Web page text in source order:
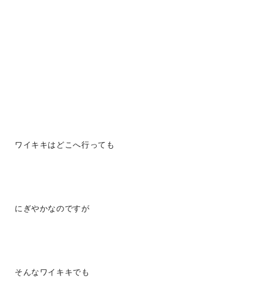
ワイキキはどこへ行っても
にぎやかなのですが
そんなワイキキでも